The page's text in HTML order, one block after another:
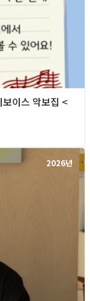
이스 악보집 <
2026년